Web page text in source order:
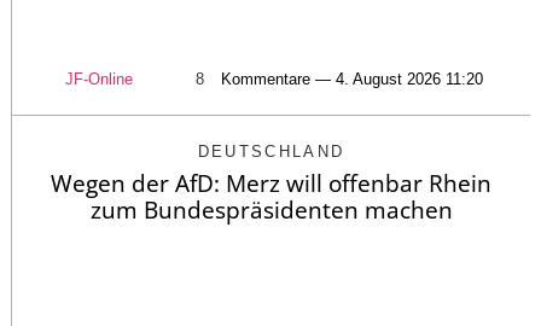
JF-Online 8 Kommentare — 4. August 2026 11:20
DEUTSCHLAND
Wegen der AfD: Merz will offenbar Rhein
zum Bundespräsidenten machen